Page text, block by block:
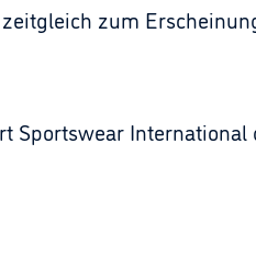
zum
Sportswear